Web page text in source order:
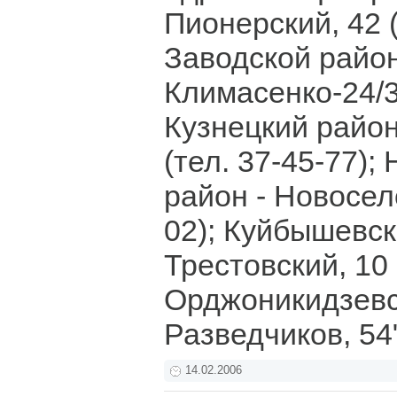
Пионерский, 42
Заводской
Климасенко-24/
Кузнецкий
(тел. 37-45-77);
район -
02);
Трестовский,
Разведчиков,
14.02.2006